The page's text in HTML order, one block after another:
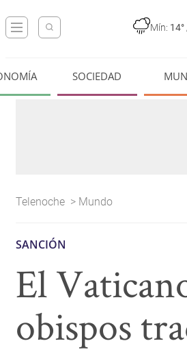
Mín: 14°
SOCIEDAD
Telenoche > Mundo
SANCIÓN
El
obispos